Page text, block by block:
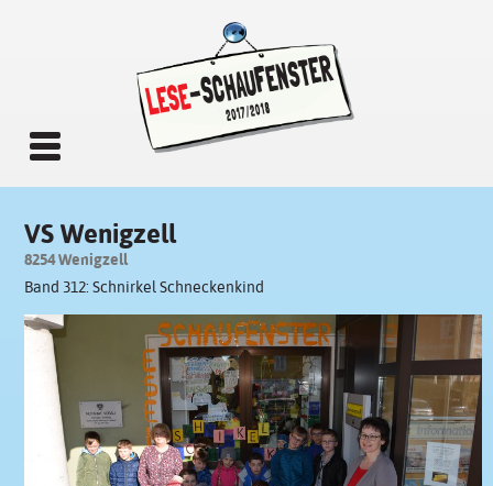
VS Wenigzell
8254 Wenigzell
Band 312: Schnirkel Schneckenkind